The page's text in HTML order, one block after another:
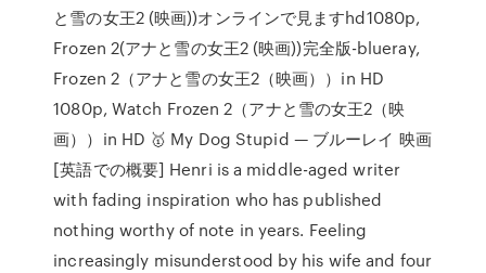
と雪の女王2 (映画))オンラインで見ますhd1080p,
Frozen 2(アナと雪の女王2 (映画))完全版-blueray,
Frozen 2（アナと雪の女王2（映画））in HD
1080p, Watch Frozen 2（アナと雪の女王2（映
画））in HD 🥇 My Dog Stupid — ブルーレイ 映画
[英語での概要] Henri is a middle-aged writer
with fading inspiration who has published
nothing worthy of note in years. Feeling
increasingly misunderstood by his wife and four